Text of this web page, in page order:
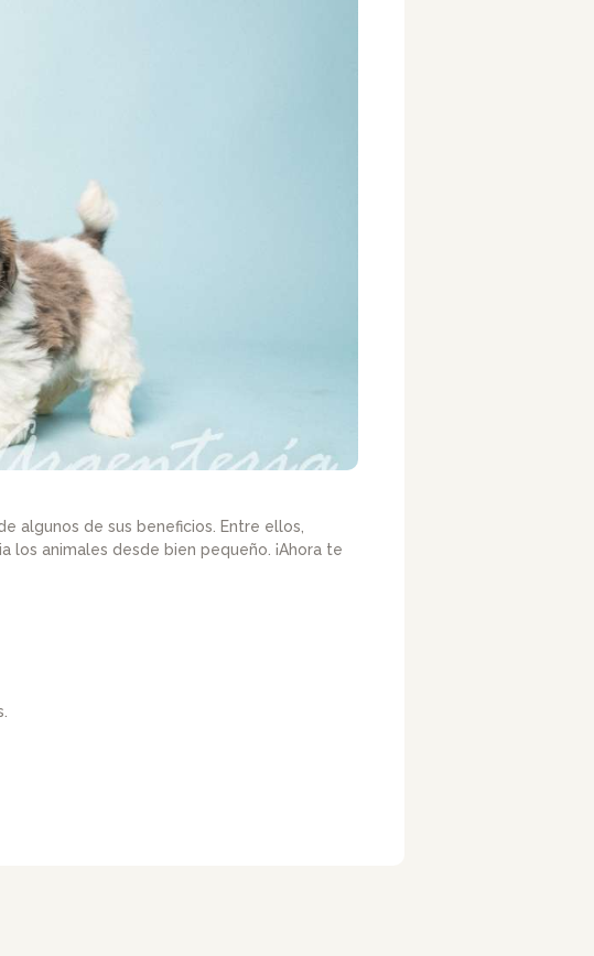
algunos de sus beneficios. Entre ellos,
los animales desde bien pequeño. ¡Ahora te